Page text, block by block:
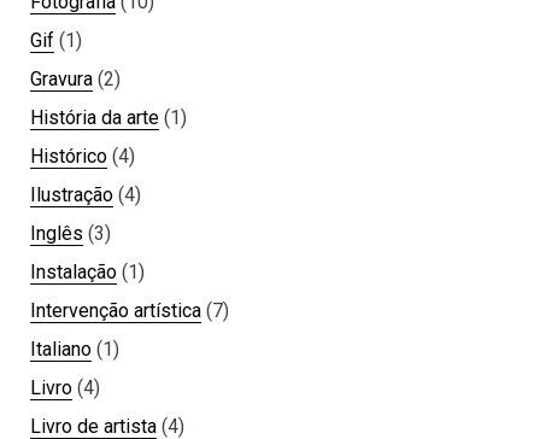
Gif (1)
Gravura (2)
História da arte (1)
Histórico (4)
Ilustração (4)
Inglês (3)
Instalação (1)
Intervenção artística (7)
Italiano (1)
Livro (4)
Livro de artista (4)